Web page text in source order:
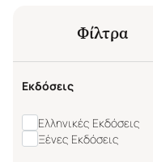
Φίλτρα
Εκδόσεις
Ελληνικές Εκδόσεις
Ξένες Εκδόσεις